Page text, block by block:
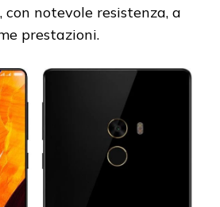
, con notevole resistenza, a
prestazioni.